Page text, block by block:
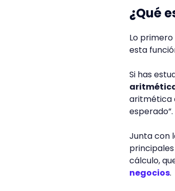
¿Qué
Lo primero
esta
Si has
aritmética
esperado”.
Junta con
cálculo,
negocios.